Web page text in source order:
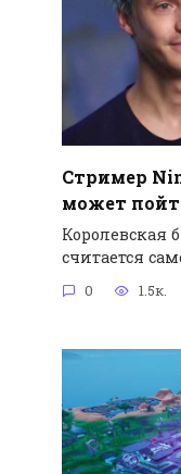
Стример
может
Королевская
считается
0 1.5к.